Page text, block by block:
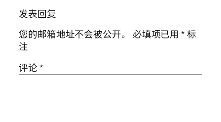
发表回复
您的邮箱地址不会被公开。
必填项已用*标
注
评论*